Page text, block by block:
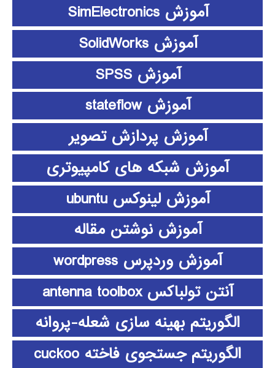
آموزش SimElectronics
آموزش SolidWorks
آموزش SPSS
آموزش stateflow
آموزش پردازش تصویر
آموزش شبکه های کامپیوتری
آموزش لینوکس ubuntu
آموزش نوشتن مقاله
آموزش وردپرس wordpress
آنتن تولباکس antenna toolbox
الگوریتم بهینه سازی شعله-پروانه
الگوریتم جستجوی فاخته cuckoo